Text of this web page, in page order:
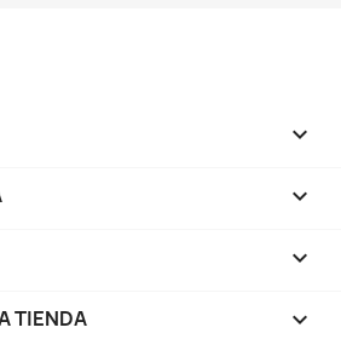



TIENDA keyboard_arrow_down